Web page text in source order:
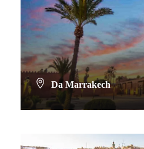
Da Marrakech